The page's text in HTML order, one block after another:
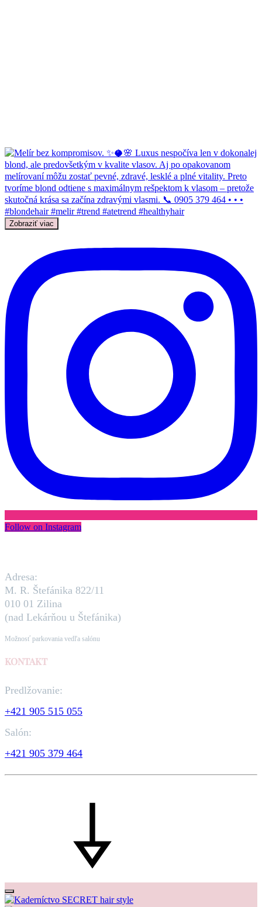
Zobraziť viac
Follow on Instagram
Adresa:
M. R. Štefánika 822/11
010 01 Zilina
(nad Lekárňou u Štefánika)
Možnosť parkovania vedľa salónu
KONTAKT
Predlžovanie:
+421 905 515 055
Salón:
+421 905 379 464